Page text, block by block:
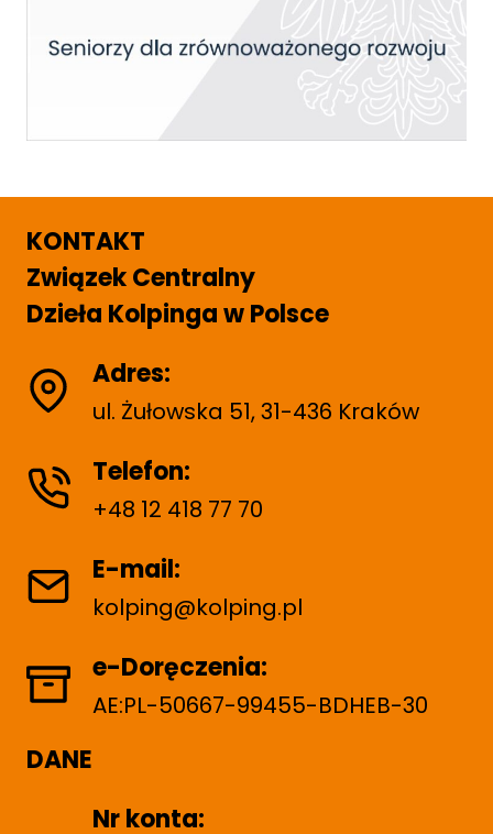
KONTAKT
Związek Centralny
Dzieła Kolpinga w Polsce
Adres:
ul. Żułowska 51, 31-436 Kraków
Telefon:
+48 12 418 77 70
E-mail:
kolping@kolping.pl
e-Doręczenia:
AE:PL-50667-99455-BDHEB-30
DANE
Nr konta: